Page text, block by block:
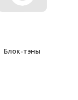
Блок-тэны